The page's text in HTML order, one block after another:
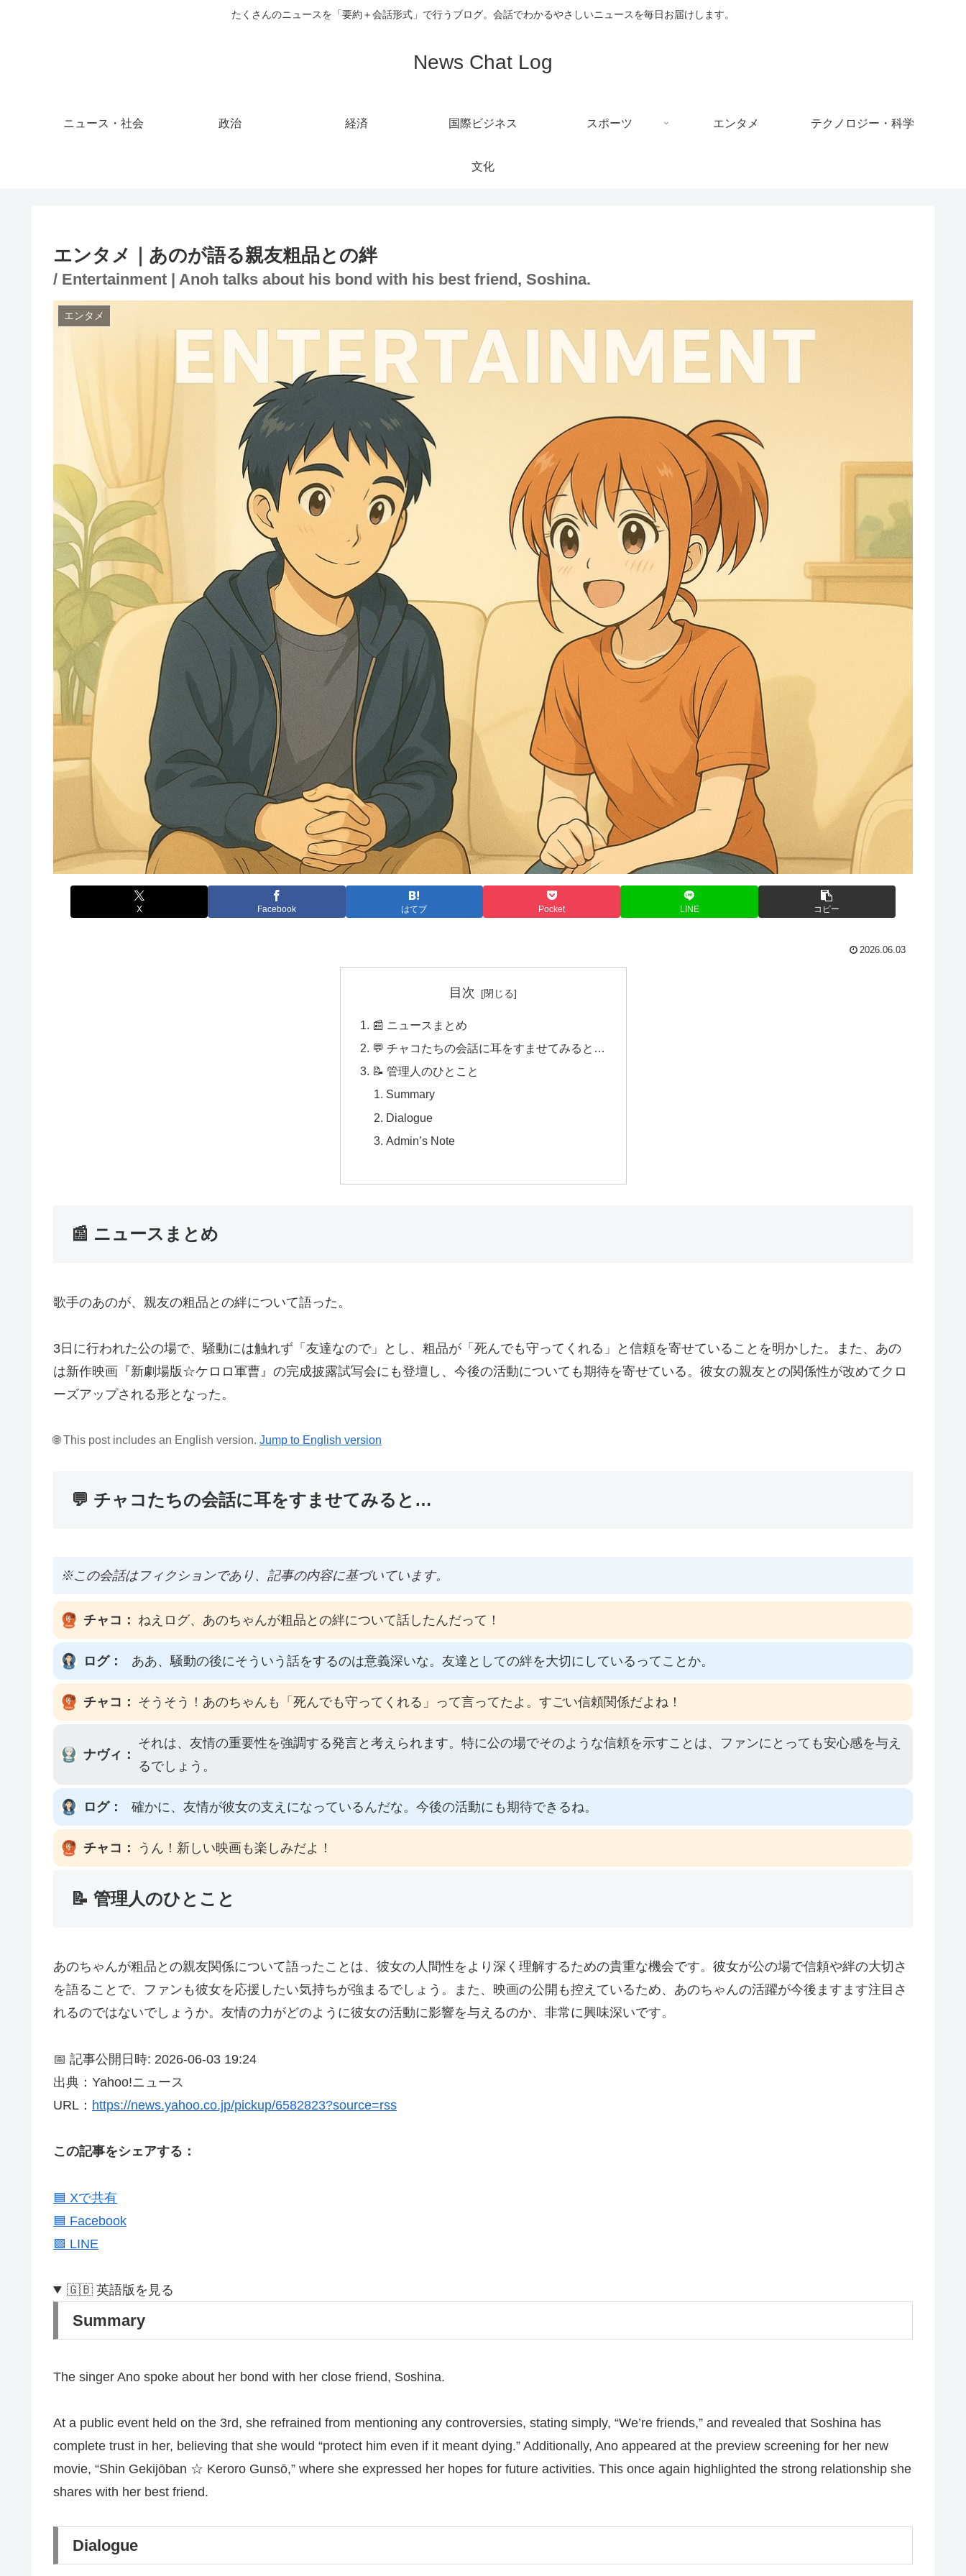
たくさんのニュースを「要約＋会話形式」で行うブログ。会話でわかるやさしいニュースを毎日お届けします。
News Chat Log
ニュース・社会 政治 経済 国際ビジネス スポーツ エンタメ テクノロジー・科学
文化
エンタメ｜あのが語る親友粗品との絆
/ Entertainment | Anoh talks about his bond with his best friend, Soshina.
エンタメ
X Facebook はてブ Pocket LINE コピー
2026.06.03
目次
📰 ニュースまとめ
💬 チャコたちの会話に耳をすませてみると…
📝 管理人のひとこと
Summary
Dialogue
Admin’s Note
📰 ニュースまとめ
歌手のあのが、親友の粗品との絆について語った。
3日に行われた公の場で、騒動には触れず「友達なので」とし、粗品が「死んでも守ってくれる」と信頼を寄せていることを明かした。また、あの
は新作映画『新劇場版☆ケロロ軍曹』の完成披露試写会にも登壇し、今後の活動についても期待を寄せている。彼女の親友との関係性が改めてクロ
ーズアップされる形となった。
🌐 This post includes an English version. Jump to English version
💬 チャコたちの会話に耳をすませてみると…
※この会話はフィクションであり、記事の内容に基づいています。
チャコ： ねえログ、あのちゃんが粗品との絆について話したんだって！
ログ： ああ、騒動の後にそういう話をするのは意義深いな。友達としての絆を大切にしているってことか。
チャコ： そうそう！あのちゃんも「死んでも守ってくれる」って言ってたよ。すごい信頼関係だよね！
ナヴィ：
それは、友情の重要性を強調する発言と考えられます。特に公の場でそのような信頼を示すことは、ファンにとっても安心感を与え
るでしょう。
ログ： 確かに、友情が彼女の支えになっているんだな。今後の活動にも期待できるね。
チャコ： うん！新しい映画も楽しみだよ！
📝 管理人のひとこと
あのちゃんが粗品との親友関係について語ったことは、彼女の人間性をより深く理解するための貴重な機会です。彼女が公の場で信頼や絆の大切さ
を語ることで、ファンも彼女を応援したい気持ちが強まるでしょう。また、映画の公開も控えているため、あのちゃんの活躍が今後ますます注目さ
れるのではないでしょうか。友情の力がどのように彼女の活動に影響を与えるのか、非常に興味深いです。
📅 記事公開日時: 2026-06-03 19:24
出典：Yahoo!ニュース
URL： https://news.yahoo.co.jp/pickup/6582823?source=rss
この記事をシェアする：
🟦 Xで共有
🟦 Facebook
🟩 LINE
🇬🇧 英語版を見る
Summary
The singer Ano spoke about her bond with her close friend, Soshina.
At a public event held on the 3rd, she refrained from mentioning any controversies, stating simply, “We’re friends,” and revealed that Soshina has
complete trust in her, believing that she would “protect him even if it meant dying.” Additionally, Ano appeared at the preview screening for her new
movie, “Shin Gekijōban ☆ Keroro Gunsō,” where she expressed her hopes for future activities. This once again highlighted the strong relationship she
shares with her best friend.
Dialogue